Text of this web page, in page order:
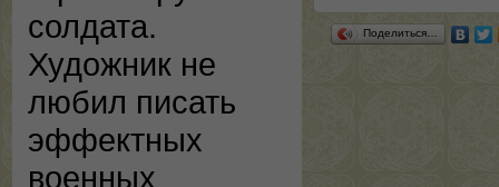
солдата.
Художник не
любил писать
эффектных
военных
Поделиться…